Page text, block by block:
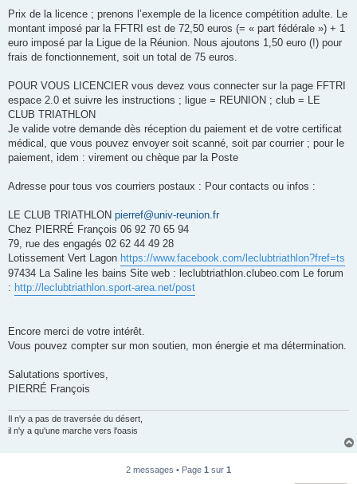
Prix de la licence ; prenons l’exemple de la licence compétition adulte. Le
montant imposé par la FFTRI est de 72,50 euros (= « part fédérale ») + 1
euro imposé par la Ligue de la Réunion. Nous ajoutons 1,50 euro (!) pour
frais de fonctionnement, soit un total de 75 euros.
POUR VOUS LICENCIER vous devez vous connecter sur la page FFTRI
espace 2.0 et suivre les instructions ; ligue = REUNION ; club = LE
CLUB TRIATHLON
Je valide votre demande dès réception du paiement et de votre certificat
médical, que vous pouvez envoyer soit scanné, soit par courrier ; pour le
paiement, idem : virement ou chèque par la Poste
Adresse pour tous vos courriers postaux : Pour contacts ou infos :
LE CLUB TRIATHLON pierref@univ-reunion.fr
Chez PIERRÉ François 06 92 70 65 94
79, rue des engagés 02 62 44 49 28
Lotissement Vert Lagon https://www.facebook.com/leclubtriathlon?fref=ts
97434 La Saline les bains Site web : leclubtriathlon.clubeo.com Le forum
: http://leclubtriathlon.sport-area.net/post
Encore merci de votre intérêt.
Vous pouvez compter sur mon soutien, mon énergie et ma détermination.
Salutations sportives,
PIERRÉ François
Il n'y a pas de traversée du désert,
il n'y a qu'une marche vers l'oasis
2 messages • Page 1 sur 1